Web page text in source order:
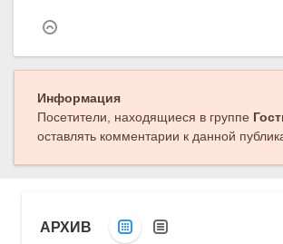
Информация
Посетители, находящиеся в группе
оставлять комментарии к данной
АРХИВ